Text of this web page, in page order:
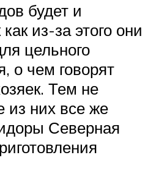
будет и
из-за этого они
цельного
о чем говорят
Тем не
из них все же
Северная